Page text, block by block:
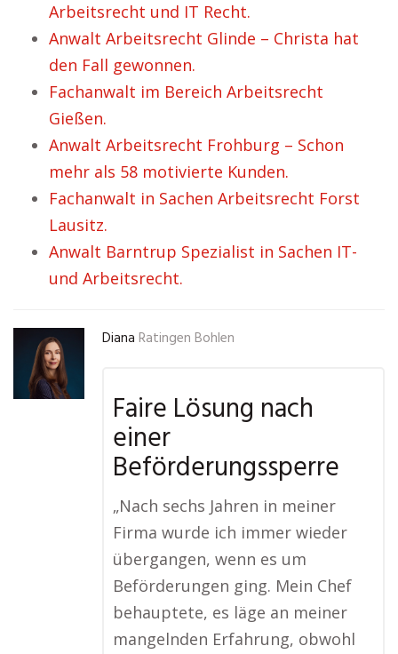
Arbeitsrecht und IT Recht.
Anwalt Arbeitsrecht Glinde – Christa hat
den Fall gewonnen.
Fachanwalt im Bereich Arbeitsrecht
Gießen.
Anwalt Arbeitsrecht Frohburg – Schon
mehr als 58 motivierte Kunden.
Fachanwalt in Sachen Arbeitsrecht Forst
Lausitz.
Anwalt Barntrup Spezialist in Sachen IT-
und Arbeitsrecht.
Diana Ratingen Bohlen
Faire Lösung nach
einer
Beförderungssperre
„Nach sechs Jahren in meiner
Firma wurde ich immer wieder
übergangen, wenn es um
Beförderungen ging. Mein Chef
behauptete, es läge an meiner
mangelnden Erfahrung, obwohl